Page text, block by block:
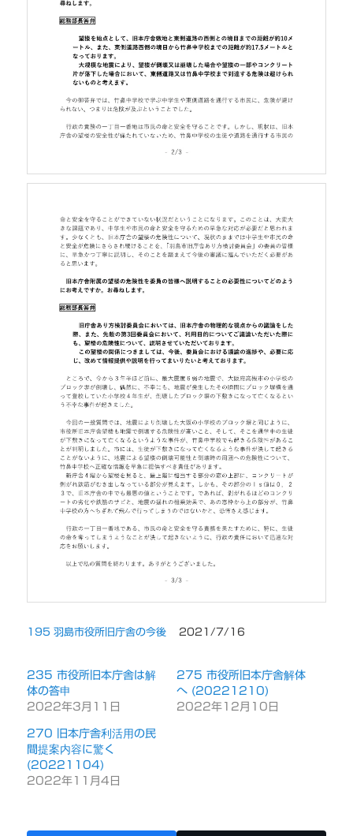
195 羽島市役所旧庁舎の今後 2021/7/16
235 市役所旧本庁舎は解
体の答申
2022年3月11日
275 市役所旧本庁舎解体
へ (20221210)
2022年12月10日
270 旧本庁舎利活用の民
間提案内容に驚く
(20221104)
2022年11月4日